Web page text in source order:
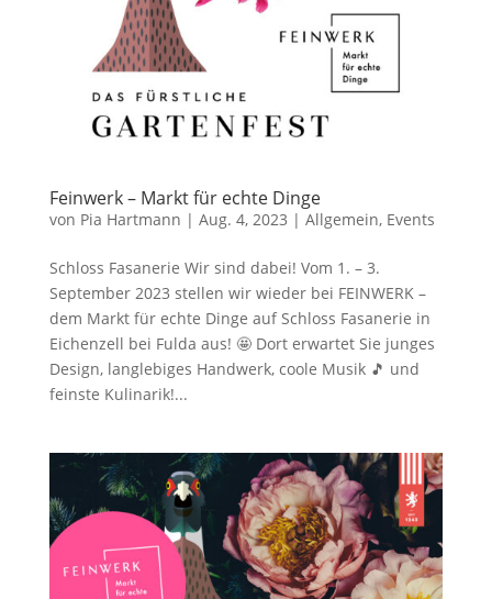
Feinwerk – Markt für echte Dinge
von Pia Hartmann | Aug. 4, 2023 | Allgemein, Events
Schloss Fasanerie Wir sind dabei! Vom 1. – 3.
September 2023 stellen wir wieder bei FEINWERK –
dem Markt für echte Dinge auf Schloss Fasanerie in
Eichenzell bei Fulda aus! 🤩 Dort erwartet Sie junges
Design, langlebiges Handwerk, coole Musik 🎵 und
feinste Kulinarik!...